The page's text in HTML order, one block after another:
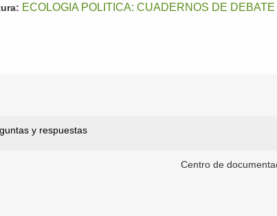
ECOLOGIA POLITICA: CUADERNOS DE
y respuestas
Centro de